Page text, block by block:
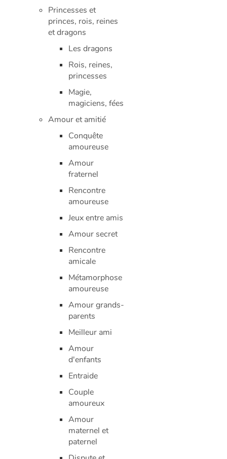
Princesses et
princes, rois, reines
et dragons
Les dragons
Rois, reines,
princesses
Magie,
magiciens, fées
Amour et amitié
Conquête
amoureuse
Amour
fraternel
Rencontre
amoureuse
Jeux entre amis
Amour secret
Rencontre
amicale
Métamorphose
amoureuse
Amour grands-
parents
Meilleur ami
Amour
d'enfants
Entraide
Couple
amoureux
Amour
maternel et
paternel